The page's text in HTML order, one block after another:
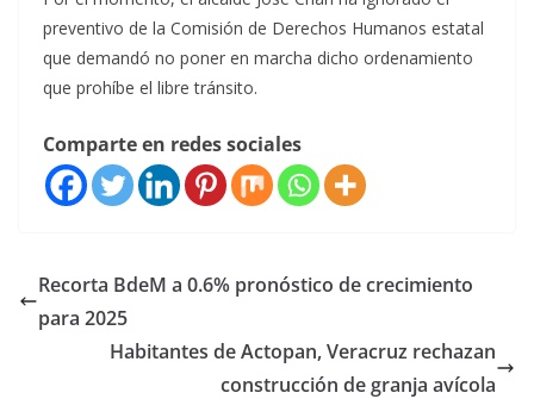
preventivo de la Comisión de Derechos Humanos estatal
que demandó no poner en marcha dicho ordenamiento
que prohíbe el libre tránsito.
Comparte en redes sociales
Recorta BdeM a 0.6% pronóstico de crecimiento
para 2025
Habitantes de Actopan, Veracruz rechazan
construcción de granja avícola